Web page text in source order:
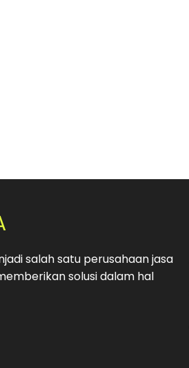
salah satu perusahaan jasa
solusi dalam hal